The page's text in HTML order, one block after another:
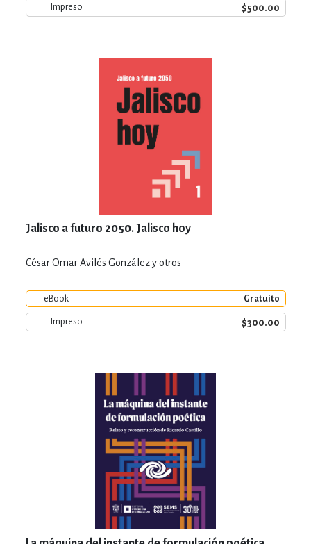
Impreso $500.00
Jalisco a futuro 2050. Jalisco hoy
César Omar Avilés González y otros
eBook Gratuito
Impreso $300.00